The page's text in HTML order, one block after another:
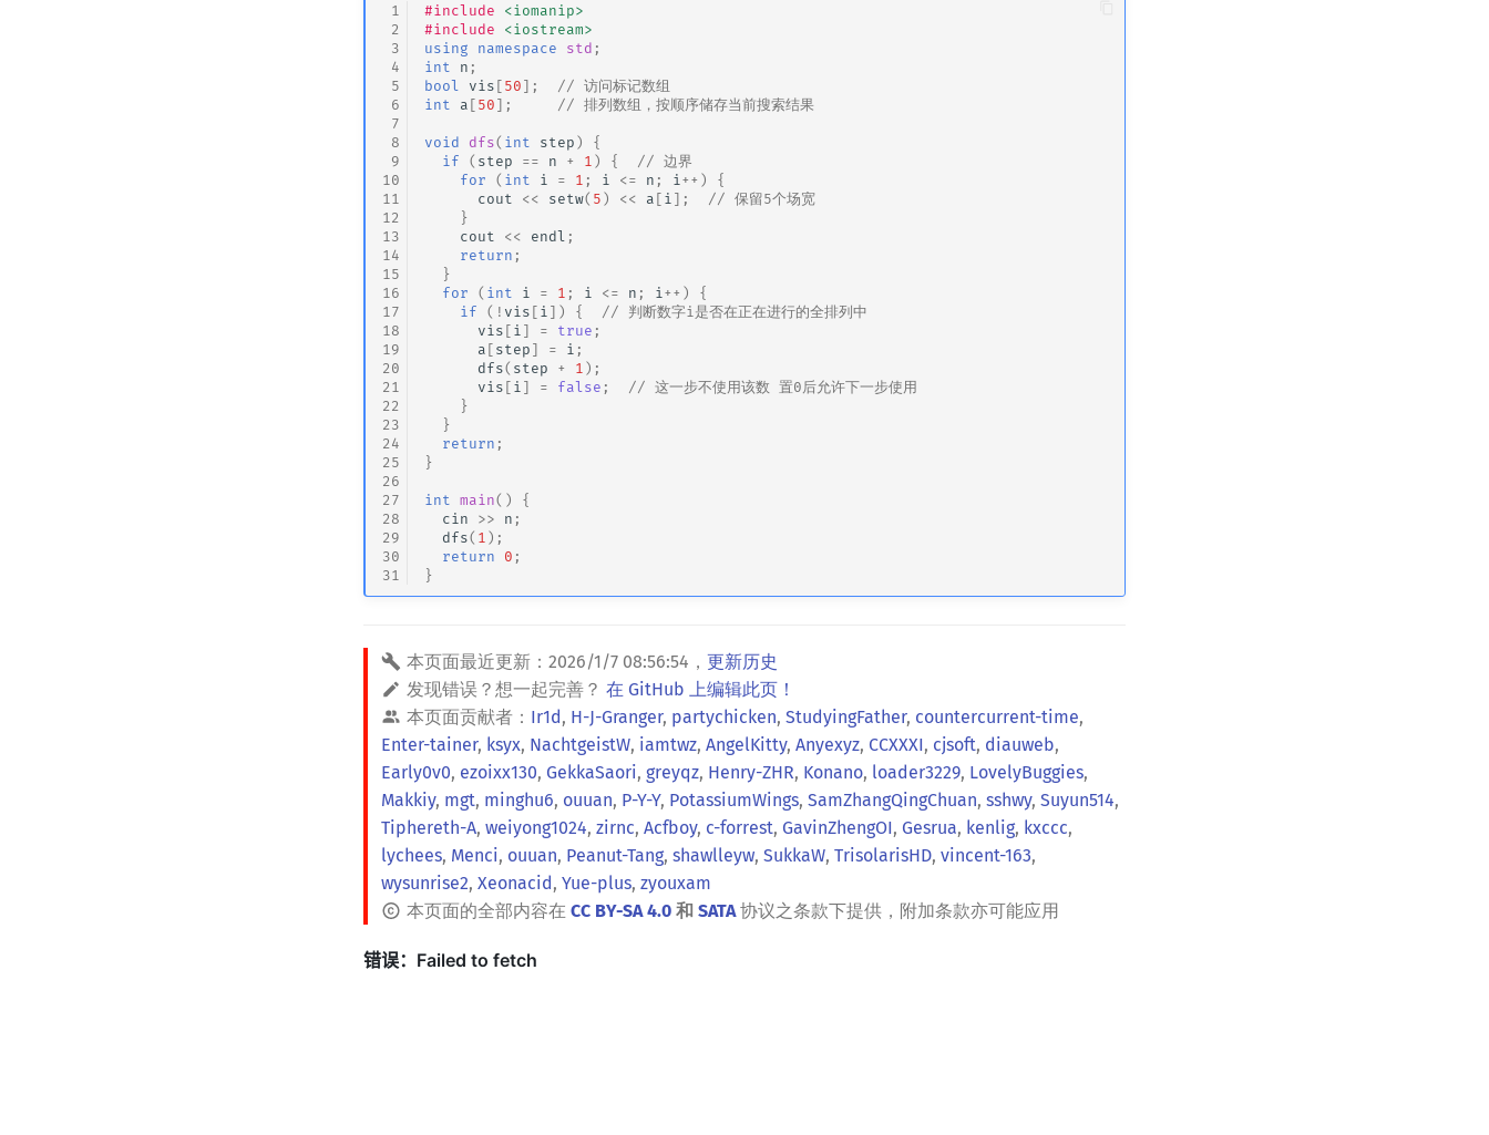
1
2
3
4
5
6
7
8
9
10
11
12
13
14
15
16
17
18
19
20
21
22
23
24
25
26
27
28
29
30
31
#include
<iomanip>
#include
<iostream>
using
namespace std ;
int
n ;
bool
vis [ 50 ];
// 访问标记数组
int
a [ 50 ]; // 排列数组，按顺序储存当前搜索结果
void dfs( int step )
{
if
( step == n + 1 ) {
// 边界
for
( int i = 1 ; i <= n ; i ++ )
{
cout
<< setw( 5 ) << a [ i ];
// 保留5个场宽
}
cout
<< endl ;
return ;
}
for
( int i = 1 ; i <= n ; i ++ )
{
if
( ! vis [ i ]) {
// 判断数字i是否在正在进行的全排列中
vis [ i ] = true ;
a [ step ] = i ;
dfs( step + 1 );
vis [ i ] = false ;
// 这一步不使用该数 置0后允许下一步使用
}
}
return ;
}
int main()
{
cin
>> n ;
dfs( 1 );
return
0 ;
}
本页面最近更新： 2026/1/7 08:56:54 ， 更新历史
发现错误？想一起完善？ 在 GitHub 上编辑此页！
本页面贡献者： Ir1d, H-J-Granger, partychicken, StudyingFather, countercurrent-time,
Enter-tainer, ksyx, NachtgeistW, iamtwz, AngelKitty, Anyexyz, CCXXXI, cjsoft, diauweb,
Early0v0, ezoixx130, GekkaSaori, greyqz, Henry-ZHR, Konano, loader3229, LovelyBuggies,
Makkiy, mgt, minghu6, ouuan, P-Y-Y, PotassiumWings, SamZhangQingChuan, sshwy, Suyun514,
Tiphereth-A, weiyong1024, zirnc, Acfboy, c-forrest, GavinZhengOI, Gesrua, kenlig, kxccc,
lychees, Menci, ouuan, Peanut-Tang, shawlleyw, SukkaW, TrisolarisHD, vincent-163,
wysunrise2, Xeonacid, Yue-plus, zyouxam
本页面的全部内容在 CC BY-SA 4.0 和 SATA协议之条款下提供，附加条款亦可能应用